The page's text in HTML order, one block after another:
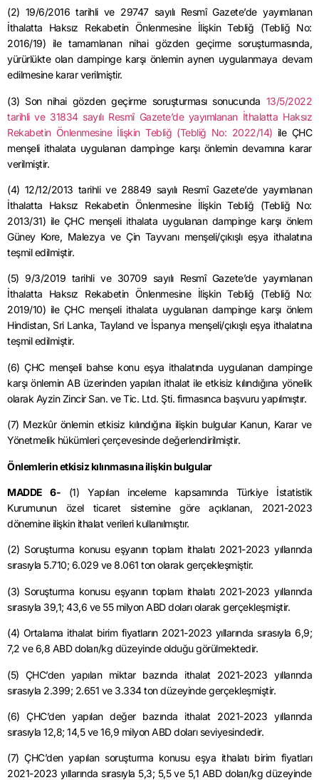
(2) 19/6/2016 tarihli ve 29747 sayılı Resmî Gazete’de yayımlanan
İthalatta Haksız Rekabetin Önlenmesine İlişkin Tebliğ (Tebliğ No:
2016/19) ile tamamlanan nihai gözden geçirme soruşturmasında,
yürürlükte olan dampinge karşı önlemin aynen uygulanmaya devam
edilmesine karar verilmiştir.
(3) Son nihai gözden geçirme soruşturması sonucunda 13/5/2022
tarihli ve 31834 sayılı Resmî Gazete’de yayımlanan İthalatta Haksız
Rekabetin Önlenmesine İlişkin Tebliğ (Tebliğ No: 2022/14) ile ÇHC
menşeli ithalata uygulanan dampinge karşı önlemin devamına karar
verilmiştir.
(4) 12/12/2013 tarihli ve 28849 sayılı Resmî Gazete’de yayımlanan
İthalatta Haksız Rekabetin Önlenmesine İlişkin Tebliğ (Tebliğ No:
2013/31) ile ÇHC menşeli ithalata uygulanan dampinge karşı önlem
Güney Kore, Malezya ve Çin Tayvanı menşeli/çıkışlı eşya ithalatına
teşmil edilmiştir.
(5) 9/3/2019 tarihli ve 30709 sayılı Resmî Gazete’de yayımlanan
İthalatta Haksız Rekabetin Önlenmesine İlişkin Tebliğ (Tebliğ No:
2019/10) ile ÇHC menşeli ithalata uygulanan dampinge karşı önlem
Hindistan, Sri Lanka, Tayland ve İspanya menşeli/çıkışlı eşya ithalatına
teşmil edilmiştir.
(6) ÇHC menşeli bahse konu eşya ithalatında uygulanan dampinge
karşı önlemin AB üzerinden yapılan ithalat ile etkisiz kılındığına yönelik
olarak Ayzin Zincir San. ve Tic. Ltd. Şti. firmasınca başvuru yapılmıştır.
(7) Mezkûr önlemin etkisiz kılındığına ilişkin bulgular Kanun, Karar ve
Yönetmelik hükümleri çerçevesinde değerlendirilmiştir.
Önlemlerin etkisiz kılınmasına ilişkin bulgular
MADDE 6- (1) Yapılan inceleme kapsamında Türkiye İstatistik
Kurumunun özel ticaret sistemine göre açıklanan, 2021-2023
dönemine ilişkin ithalat verileri kullanılmıştır.
(2) Soruşturma konusu eşyanın toplam ithalatı 2021-2023 yıllarında
sırasıyla 5.710; 6.029 ve 8.061 ton olarak gerçekleşmiştir.
(3) Soruşturma konusu eşyanın toplam ithalatı 2021-2023 yıllarında
sırasıyla 39,1; 43,6 ve 55 milyon ABD doları olarak gerçekleşmiştir.
(4) Ortalama ithalat birim fiyatların 2021-2023 yıllarında sırasıyla 6,9;
7,2 ve 6,8 ABD doları/kg düzeyinde olduğu görülmektedir.
(5) ÇHC’den yapılan miktar bazında ithalat 2021-2023 yıllarında
sırasıyla 2.399; 2.651 ve 3.334 ton düzeyinde gerçekleşmiştir.
(6) ÇHC’den yapılan değer bazında ithalat 2021-2023 yıllarında
sırasıyla 12,8; 14,5 ve 16,9 milyon ABD doları seviyesindedir.
(7) ÇHC’den yapılan soruşturma konusu eşya ithalatı birim fiyatları
2021-2023 yıllarında sırasıyla 5,3; 5,5 ve 5,1 ABD doları/kg düzeyinde